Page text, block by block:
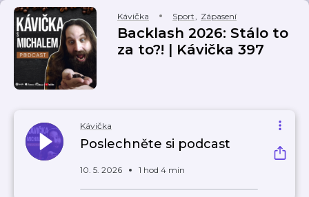
Kávička Sport, Zápasení
Backlash 2026: Stálo to
za to?! | Kávička 397
Kávička
Poslechněte si podcast
10. 5. 2026 1 hod 4 min